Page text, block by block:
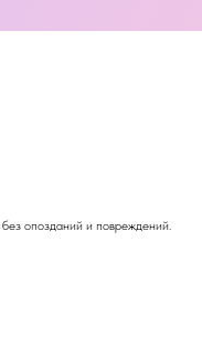
опозданий и повреждений.